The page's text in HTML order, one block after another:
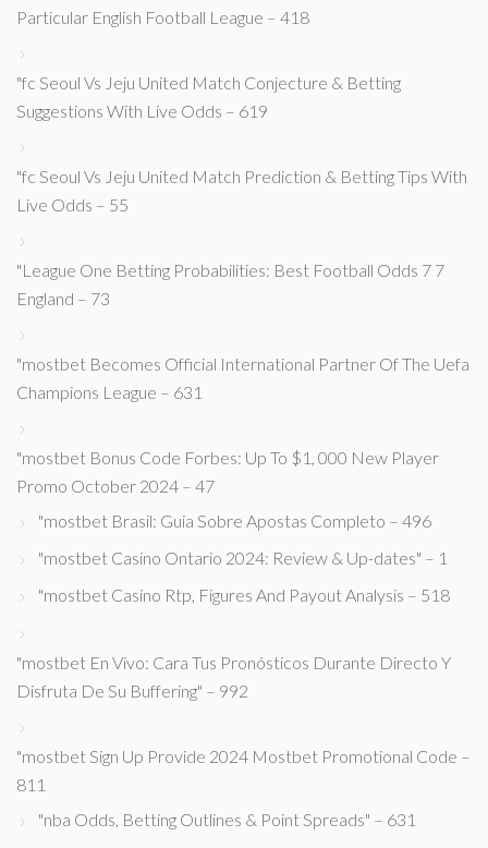
Particular English Football League – 418
"fc Seoul Vs Jeju United Match Conjecture & Betting
Suggestions With Live Odds – 619
"fc Seoul Vs Jeju United Match Prediction & Betting Tips With
Live Odds – 55
"League One Betting Probabilities: Best Football Odds 7 7
England – 73
"mostbet Becomes Official International Partner Of The Uefa
Champions League – 631
"mostbet Bonus Code Forbes: Up To $1, 000 New Player
Promo October 2024 – 47
"mostbet Brasil: Guia Sobre Apostas Completo – 496
"mostbet Casino Ontario 2024: Review & Up-dates" – 1
"mostbet Casino Rtp, Figures And Payout Analysis – 518
"mostbet En Vivo: Cara Tus Pronósticos Durante Directo Y
Disfruta De Su Buffering" – 992
"mostbet Sign Up Provide 2024 Mostbet Promotional Code –
811
"nba Odds, Betting Outlines & Point Spreads" – 631